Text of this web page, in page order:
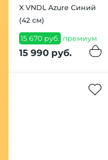
X VNDL Azure Синий
(42 см)
15 670 руб. премиум
15 990 руб.